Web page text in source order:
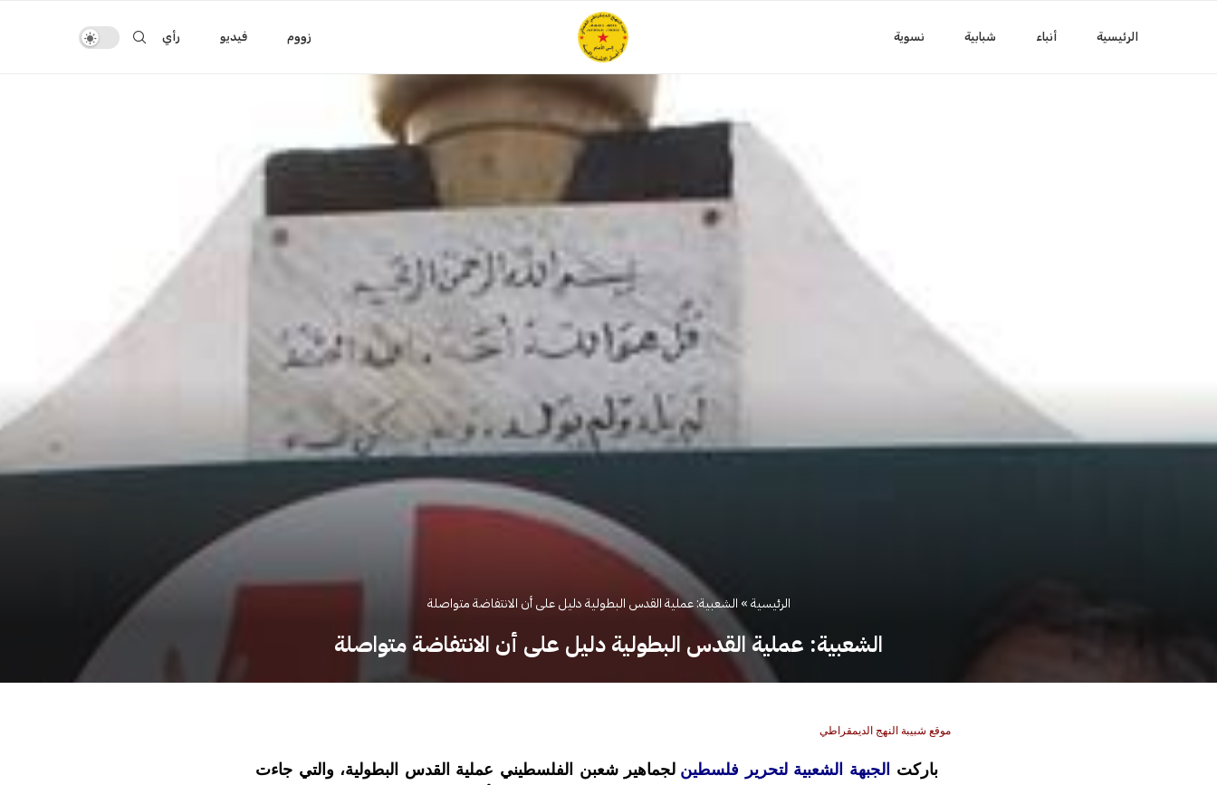
الرئيسية أنباء شبابية نسوية زووم فيديو رأي
الرئيسية» الشعبية: عملية القدس البطولية دليل على أن الانتفاضة متواصلة
الشعبية: عملية القدس البطولية دليل على أن الانتفاضة متواصلة
موقع شبيبة النهج الديمقراطي
باركت الجبهة الشعبية لتحرير فلسطين لجماهير شعبن الفلسطيني عملية القدس البطولية، والتي جاءت